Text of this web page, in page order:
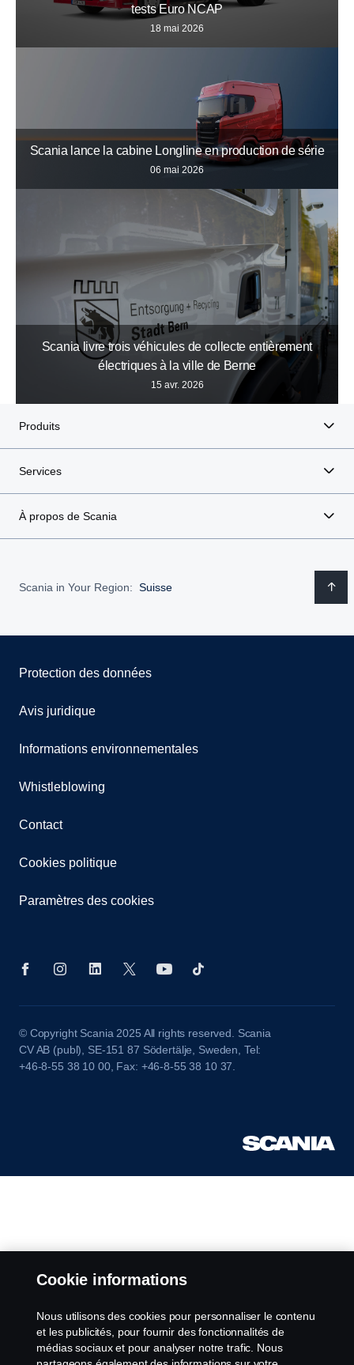
tests Euro NCAP
18 mai 2026
Scania lance la cabine Longline en production de série
06 mai 2026
Scania livre trois véhicules de collecte entièrement
électriques à la ville de Berne
15 avr. 2026
Produits
Services
À propos de Scania
Scania in Your Region: Suisse
Protection des données
Avis juridique
Informations environnementales
Whistleblowing
Contact
Cookies politique
Paramètres des cookies
© Copyright Scania 2025 All rights reserved. Scania
CV AB (publ), SE-151 87 Södertälje, Sweden, Tel:
+46-8-55 38 10 00, Fax: +46-8-55 38 10 37.
Cookie informations
Nous utilisons des cookies pour personnaliser le contenu
et les publicités, pour fournir des fonctionnalités de
médias sociaux et pour analyser notre trafic. Nous